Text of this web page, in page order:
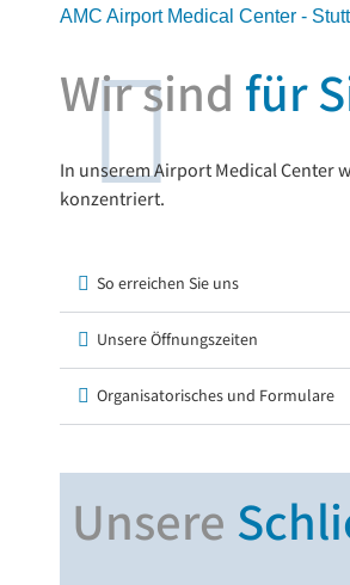
AMC Airport Medical Center -
Wir sind für
In unserem Airport Medical Center
konzentriert.
So erreichen Sie uns
Unsere Öffnungszeiten
Organisatorisches und Formulare
Unsere